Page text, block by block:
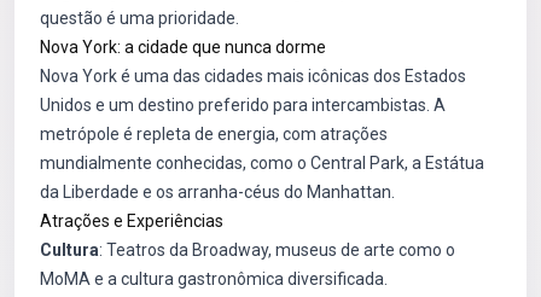
questão é uma prioridade.
Nova York: a cidade que nunca dorme
Nova York é uma das cidades mais icônicas dos Estados
Unidos e um destino preferido para intercambistas. A
metrópole é repleta de energia, com atrações
mundialmente conhecidas, como o Central Park, a Estátua
da Liberdade e os arranha-céus do Manhattan.
Atrações e Experiências
Cultura: Teatros da Broadway, museus de arte como o
MoMA e a cultura gastronômica diversificada.